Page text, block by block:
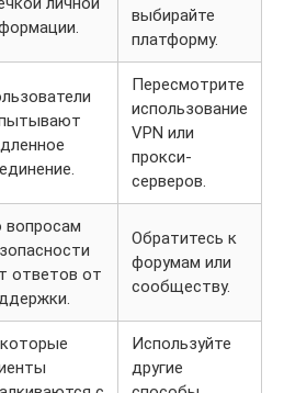
выбирайте
платформу.
Пересмотрите
использование
VPN или
прокси-
серверов.
вопросам
ответов от
Обратитесь к
форумам или
сообществу.
Используйте
другие